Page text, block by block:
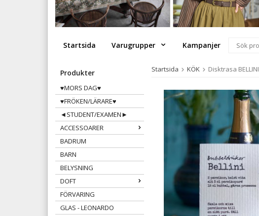
Startsida Varugrupper Kampanjer
Produkter
♥MORS DAG♥
♥FRÖKEN/LÄRARE♥
◄STUDENT/EXAMEN►
ACCESSOARER
BADRUM
BARN
BELYSNING
DOFT
FÖRVARING
GLAS - LEONARDO
Startsida KÖK Disktrasa BELLINI